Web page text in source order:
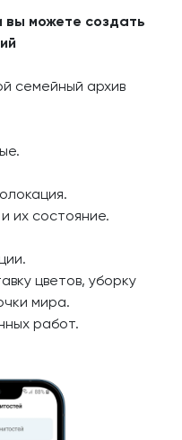
вы можете создать
семейный архив
их состояние.
цветов, уборку
мира.
работ.